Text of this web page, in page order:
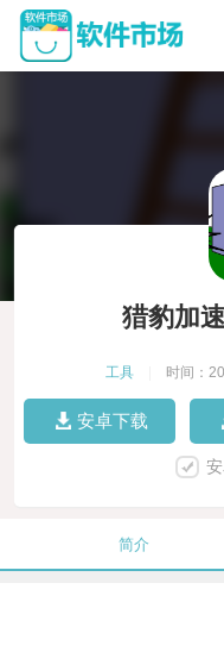
猎豹加
工具 时间：
安卓下载
简介